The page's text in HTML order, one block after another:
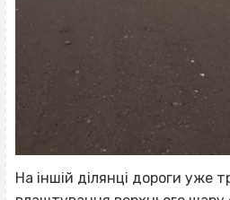
На іншій ділянці дороги уже